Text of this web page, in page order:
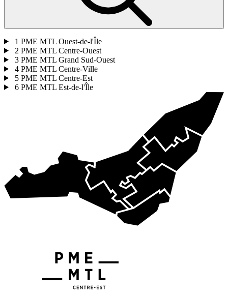
1 PME MTL Ouest-de-l'Île
2 PME MTL Centre-Ouest
3 PME MTL Grand Sud-Ouest
4 PME MTL Centre-Ville
5 PME MTL Centre-Est
6 PME MTL Est-de-l'Île